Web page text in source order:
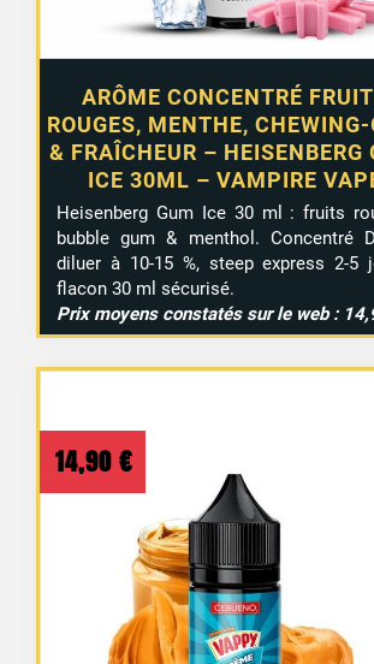
ARÔME CONCENTRÉ
ROUGES, MENTHE,
& FRAÎCHEUR – HEISENBERG
ICE 30ML – VAMPIRE
Heisenberg Gum Ice 30 ml : fruits
bubble gum & menthol. Concentré
diluer à 10-15 %, steep express 2-5
flacon 30 ml sécurisé.
Prix moyens constatés sur le web :
14,90 €